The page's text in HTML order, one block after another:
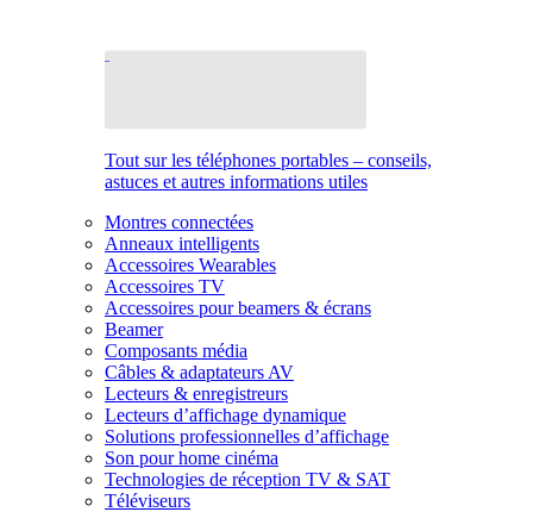
Tout sur les téléphones portables – conseils,
astuces et autres informations utiles
Montres connectées
Anneaux intelligents
Accessoires Wearables
Accessoires TV
Accessoires pour beamers & écrans
Beamer
Composants média
Câbles & adaptateurs AV
Lecteurs & enregistreurs
Lecteurs d’affichage dynamique
Solutions professionnelles d’affichage
Son pour home cinéma
Technologies de réception TV & SAT
Téléviseurs